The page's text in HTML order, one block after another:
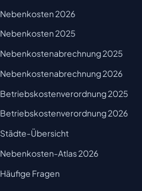
Nebenkosten 2026
Nebenkosten 2025
Nebenkostenabrechnung 2025
Nebenkostenabrechnung 2026
Betriebskostenverordnung 2025
Betriebskostenverordnung 2026
Städte-Übersicht
Nebenkosten-Atlas 2026
Häufige Fragen